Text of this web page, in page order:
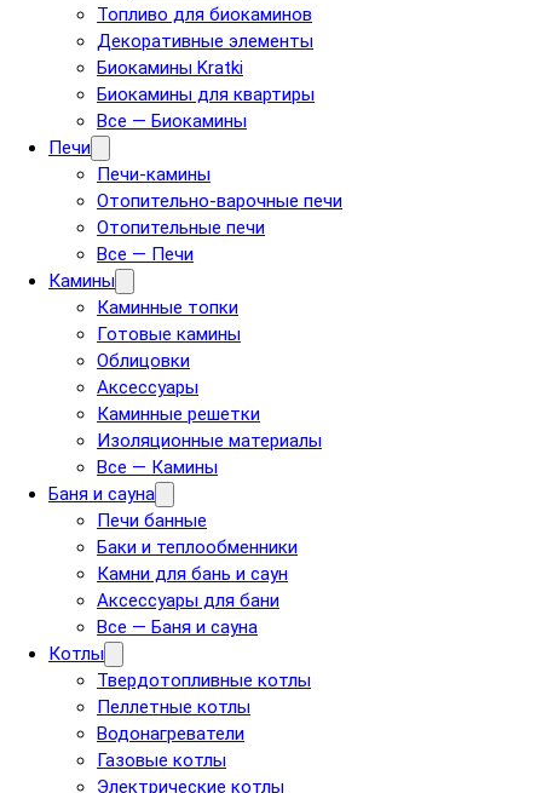
Топливо для биокаминов
Декоративные элементы
Биокамины Kratki
Биокамины для квартиры
Все — Биокамины
Печи
Печи-камины
Отопительно-варочные печи
Отопительные печи
Все — Печи
Камины
Каминные топки
Готовые камины
Облицовки
Аксессуары
Каминные решетки
Изоляционные материалы
Все — Камины
Баня и сауна
Печи банные
Баки и теплообменники
Камни для бань и саун
Аксессуары для бани
Все — Баня и сауна
Котлы
Твердотопливные котлы
Пеллетные котлы
Водонагреватели
Газовые котлы
Электрические котлы